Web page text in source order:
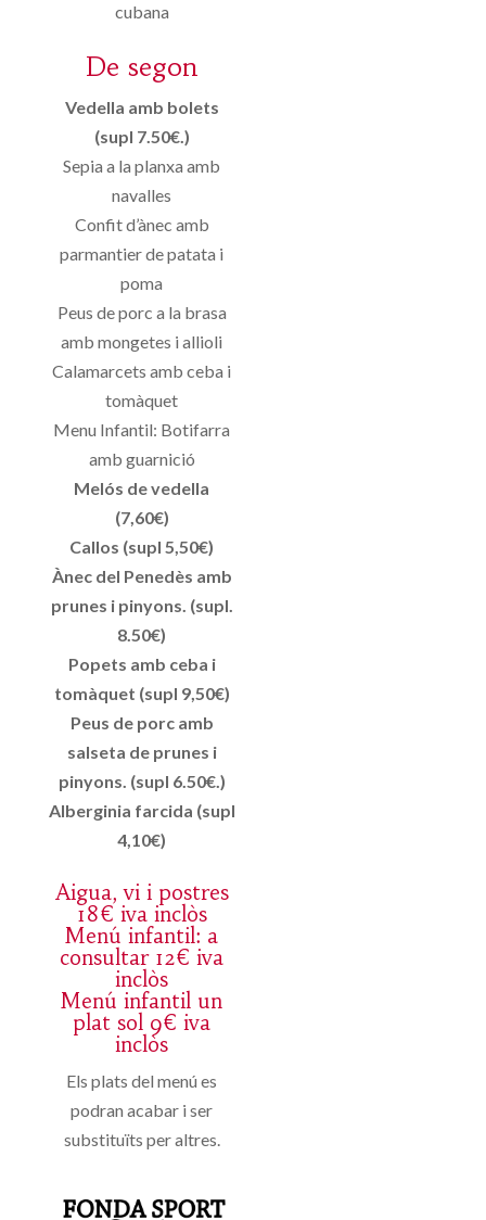
cubana
De segon
Vedella amb bolets
(supl 7.50€.)
Sepia a la planxa amb
navalles
Confit d’ànec amb
parmantier de patata i
poma
Peus de porc a la brasa
amb mongetes i allioli
Calamarcets amb ceba i
tomàquet
Menu Infantil: Botifarra
amb guarnició
Melós de vedella
(7,60€)
Callos (supl 5,50€)
Ànec del Penedès amb
prunes i pinyons. (supl.
8.50€)
Popets amb ceba i
tomàquet (supl 9,50€)
Peus de porc amb
salseta de prunes i
pinyons. (supl 6.50€.)
Alberginia farcida (supl
4,10€)
Aigua, vi i postres
18€ iva inclòs
Menú infantil: a
consultar 12€ iva
inclòs
Menú infantil un
plat sol 9€ iva
inclòs
Els plats del menú es
podran acabar i ser
substituïts per altres.